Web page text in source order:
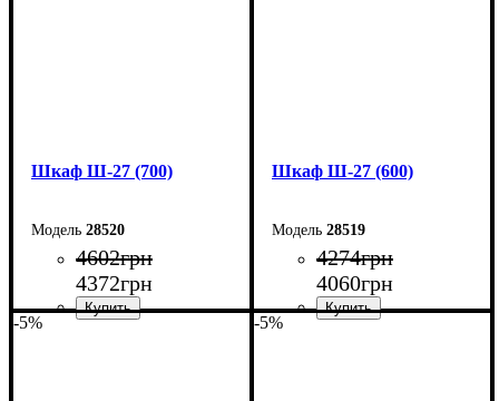
Шкаф Ш-27 (700)
28520
4602грн
4372грн
Шкаф Ш-27 (600)
28519
4274грн
4060грн
-5% -5%